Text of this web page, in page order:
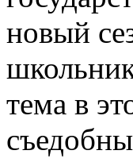
новый
тема в